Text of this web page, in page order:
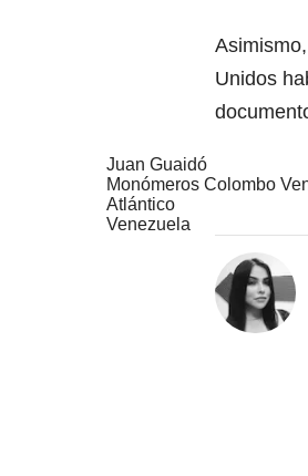
Unidos
Juan Guaidó
Monómeros Colombo
Atlántico
Venezuela